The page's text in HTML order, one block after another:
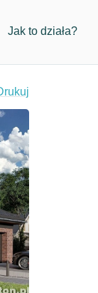
Jak to działa?